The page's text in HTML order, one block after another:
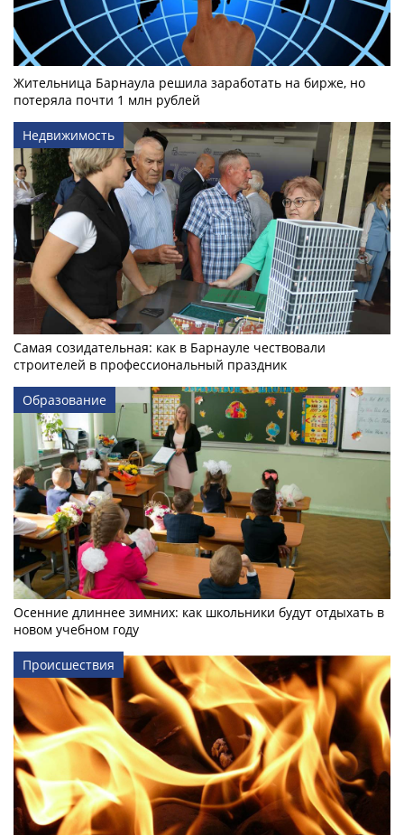
Жительница Барнаула решила заработать на бирже, но
потеряла почти 1 млн рублей
Недвижимость
Самая созидательная: как в Барнауле чествовали
строителей в профессиональный праздник
Образование
Осенние длиннее зимних: как школьники будут отдыхать в
новом учебном году
Происшествия